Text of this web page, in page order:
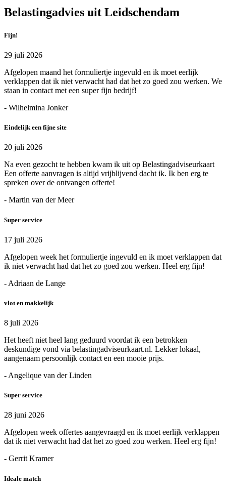
Belastingadvies uit Leidschendam
Fijn!
29 juli 2026
Afgelopen maand het formuliertje ingevuld en ik moet eerlijk
verklappen dat ik niet verwacht had dat het zo goed zou werken. We
staan in contact met een super fijn bedrijf!
- Wilhelmina Jonker
Eindelijk een fijne site
20 juli 2026
Na even gezocht te hebben kwam ik uit op Belastingadviseurkaart
Een offerte aanvragen is altijd vrijblijvend dacht ik. Ik ben erg te
spreken over de ontvangen offerte!
- Martin van der Meer
Super service
17 juli 2026
Afgelopen week het formuliertje ingevuld en ik moet verklappen dat
ik niet verwacht had dat het zo goed zou werken. Heel erg fijn!
- Adriaan de Lange
vlot en makkelijk
8 juli 2026
Het heeft niet heel lang geduurd voordat ik een betrokken
deskundige vond via belastingadviseurkaart.nl. Lekker lokaal,
aangenaam persoonlijk contact en een mooie prijs.
- Angelique van der Linden
Super service
28 juni 2026
Afgelopen week offertes aangevraagd en ik moet eerlijk verklappen
dat ik niet verwacht had dat het zo goed zou werken. Heel erg fijn!
- Gerrit Kramer
Ideale match